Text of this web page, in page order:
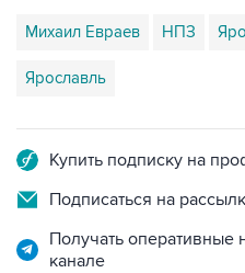
Михаил Евраев НПЗ
Ярославль
Купить подписку на
Подписаться на
Получать оперативные
канале